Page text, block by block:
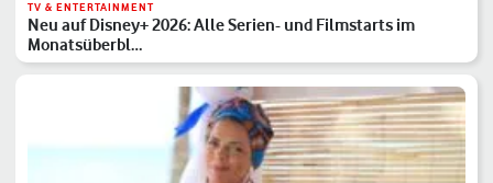
TV & ENTERTAINMENT
Neu auf Disney+ 2026: Alle Serien- und Filmstarts im
Monatsüberbl…